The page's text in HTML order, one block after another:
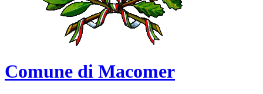
Comune di Macomer